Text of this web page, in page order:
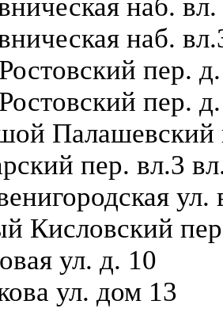
наб.
наб.
пер.
пер.
Палашевский
пер. вл.3
ул.
Кисловский
ул. д. 10
ул. дом 13